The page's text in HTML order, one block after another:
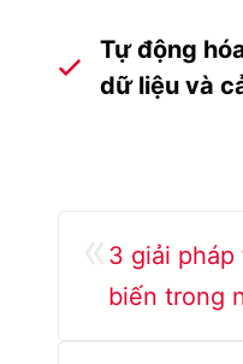
Tự động
dữ liệu và
3 giải pháp
biến trong